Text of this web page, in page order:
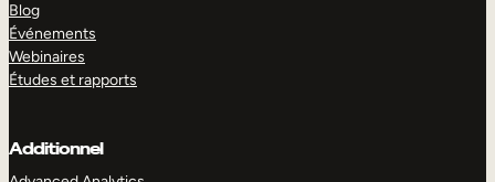
Blog
Événements
Webinaires
Études et rapports
Additionnel